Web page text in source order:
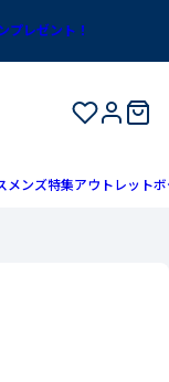
プレゼント！
メンズ特集アウトレットボ